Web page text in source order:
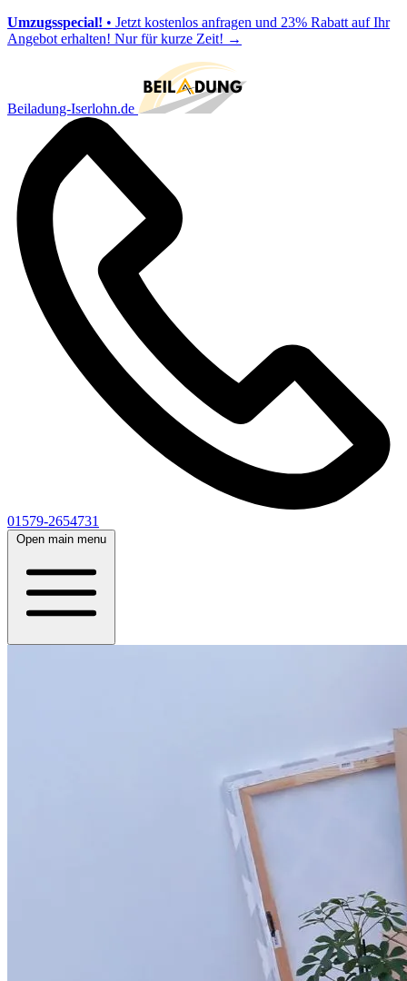
Umzugsspecial! • Jetzt kostenlos anfragen und 23% Rabatt auf Ihr
Angebot erhalten! Nur für kurze Zeit! →
Beiladung-Iserlohn.de
01579-2654731
Open main menu